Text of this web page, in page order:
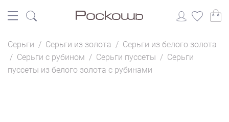
Серьги / Серьги из золота / Серьги из белого золота
/ Серьги с рубином / Серьги пуссеты / Серьги
пуссеты из белого золота с рубинами